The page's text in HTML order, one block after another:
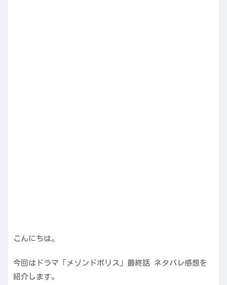
こんにちは。
今回はドラマ「メゾンドポリス」最終話 ネタバレ感想を
紹介します。